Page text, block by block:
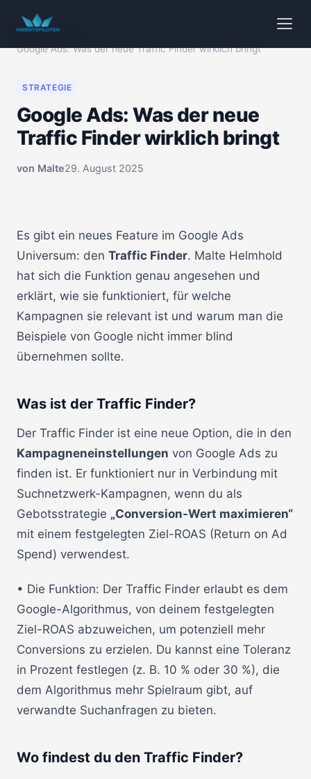
Start/Videos
Google Ads: Was der neue Traffic Finder wirklich bringt
STRATEGIE
Google Ads: Was der neue
Traffic Finder wirklich bringt
von Malte29. August 2025
Es gibt ein neues Feature im Google Ads
Universum: den Traffic Finder. Malte Helmhold
hat sich die Funktion genau angesehen und
erklärt, wie sie funktioniert, für welche
Kampagnen sie relevant ist und warum man die
Beispiele von Google nicht immer blind
übernehmen sollte.
Was ist der Traffic Finder?
Der Traffic Finder ist eine neue Option, die in den
Kampagneneinstellungen von Google Ads zu
finden ist. Er funktioniert nur in Verbindung mit
Suchnetzwerk-Kampagnen, wenn du als
Gebotsstrategie „Conversion-Wert maximieren“
mit einem festgelegten Ziel-ROAS (Return on Ad
Spend) verwendest.
• Die Funktion: Der Traffic Finder erlaubt es dem
Google-Algorithmus, von deinem festgelegten
Ziel-ROAS abzuweichen, um potenziell mehr
Conversions zu erzielen. Du kannst eine Toleranz
in Prozent festlegen (z. B. 10 % oder 30 %), die
dem Algorithmus mehr Spielraum gibt, auf
verwandte Suchanfragen zu bieten.
Wo findest du den Traffic Finder?